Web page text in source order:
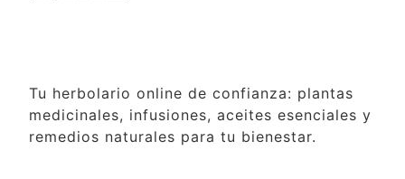
Tu herbolario online de confianza: plantas
medicinales, infusiones, aceites esenciales y
remedios naturales para tu bienestar.